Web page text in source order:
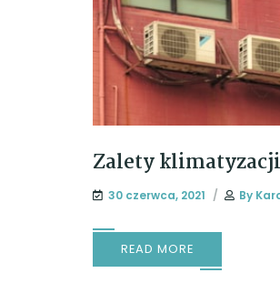
Zalety
30 czerwca, 2021 By
READ MORE